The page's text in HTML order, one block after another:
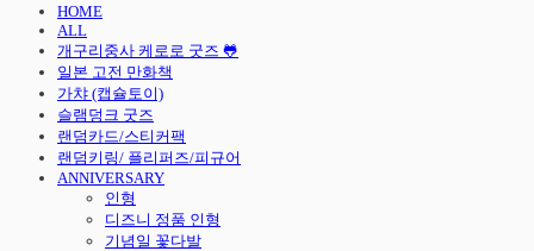
HOME
ALL
개구리중사 케로로 굿즈 🐸
일본 고전 만화책
가챠 (캡슐토이)
슬램덩크 굿즈
랜덤카드/스티커팩
랜덤키링/ 플리퍼즈/피규어
ANNIVERSARY
인형
디즈니 정품 인형
기념일 꽃다발